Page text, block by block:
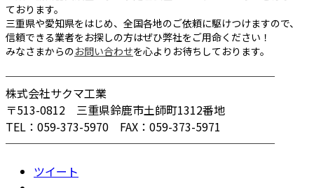
ております。
三重県や愛知県をはじめ、全国各地のご依頼に駆けつけますので、
信頼できる業者をお探しの方はぜひ弊社をご用命ください！
みなさまからのお問い合わせを心よりお待ちしております。
────────────────────────
株式会社サクマ工業
〒513-0812 三重県鈴鹿市土師町1312番地
TEL：059-373-5970 FAX：059-373-5971
────────────────────────
ツイート